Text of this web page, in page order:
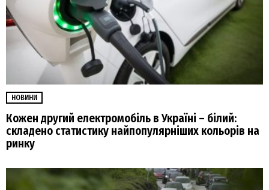
НОВИНИ
Кожен другий електромобіль в Україні – білий:
складено статистику найпопулярніших кольорів на
ринку